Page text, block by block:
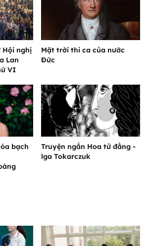
Hội nghị
Lan
VI
Mặt trời thi ca của nước
Đức
bạch
Truyện ngắn Hoa tử đằng -
lga Tokarczuk